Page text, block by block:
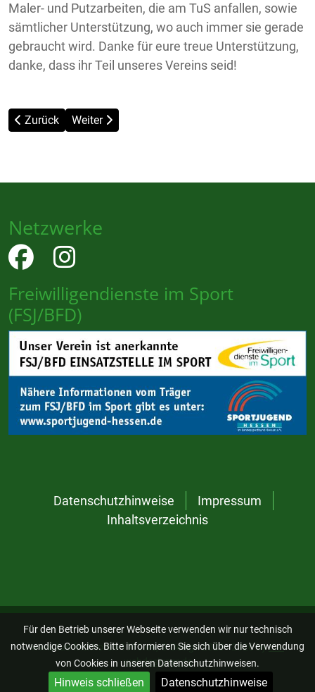
Für den Betrieb unserer Webseite verwenden wir nur technisch
notwendige Cookies. Bitte informieren Sie sich über die Verwendung
von Cookies in unseren Datenschutzhinweisen.
Hinweis schließen Datenschutzhinweise
Maler- und Putzarbeiten, die am TuS anfallen, sowie
sämtlicher Unterstützung, wo auch immer sie gerade
gebraucht wird. Danke für eure treue Unterstützung,
danke, dass ihr Teil unseres Vereins seid!
Vorheriger Beitrag: Neues Trainerteam für den TuS
Zurück Nächster Beitrag: Gelungener Arbeitseinsatz
Weiter
Netzwerke
Freiwilligendienste im Sport
(FSJ/BFD)
Datenschutzhinweise
Impressum
Inhaltsverzeichnis
www.tus-frickhofen-1910.de, © Design 2023 - 2026 bydie-
webdesigner.de